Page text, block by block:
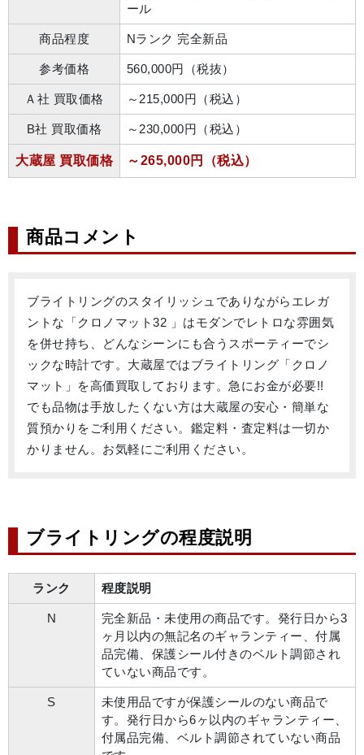
ール
商品程度 Nランク 完全新品
参考価格 560,000円（税抜）
Ａ社 買取価格 ～215,000円（税込）
B社 買取価格 ～230,000円（税込）
大蔵屋 買取価格 ～265,000円（税込）
商品コメント
ブライトリングのスタイリッシュでありながらエレガ
ントな「クロノマット32 」はモダンでレトロな雰囲気
を併せ持ち、どんなシーンにも合うスポーティーでシ
ックな時計です。大蔵屋ではブライトリング「クロノ
マット」を高価買取しております。急にお金が必要!!
でも品物は手放したくない方は大蔵屋の安心・簡単な
質預かりをご利用ください。鑑定料・査定料は一切か
かりません。お気軽にご利用ください。
ブライトリングの程度説明
ランク 程度説明
N
完全新品・未使用の商品です。発行日から3
ヶ月以内の無記名のギャランティー、付属
品完備、保護シール付きのベルト調節され
ていない商品です。
S
未使用品ですが保護シールのない商品で
す。発行日から6ヶ以内のギャランティー、
付属品完備、ベルト調節されていない商品